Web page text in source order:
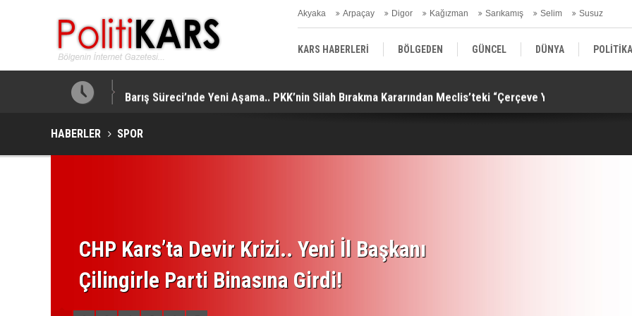
Akyaka Arpaçay Digor Kağızman Sarıkamış Selim Susuz
KARS HABERLERİ BÖLGEDEN GÜNCEL DÜNYA POLİTİKA
EKONOMİ | FİNANS | OTOMOTİV KÜLTÜR | SANAT | MAGAZİN
Barış Süreci’nde Yeni Aşama.. PKK’nin Silah Bırakma Kararından Meclis’teki “Çerçeve Yasa”na!
HABERLER SPOR
CHP Kars’ta Devir Krizi.. Yeni İl Başkanı
Çilingirle Parti Binasına Girdi!